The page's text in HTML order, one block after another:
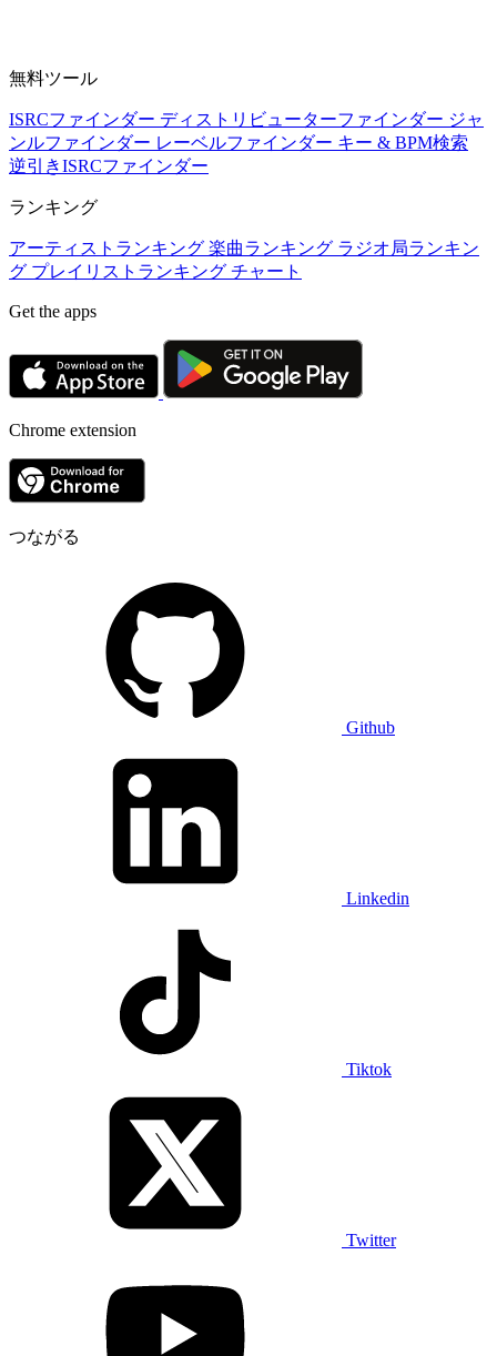
無料ツール
ISRCファインダー ディストリビューターファインダー ジャ
ンルファインダー レーベルファインダー キー & BPM検索
逆引きISRCファインダー
ランキング
アーティストランキング 楽曲ランキング ラジオ局ランキン
グ プレイリストランキング チャート
Get the apps
Chrome extension
つながる
Github
Linkedin
Tiktok
Twitter